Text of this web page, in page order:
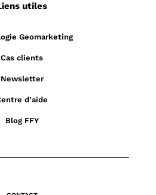
utiles
Geomarketing
Cas clients
Newsletter
d’aide
Blog FFY